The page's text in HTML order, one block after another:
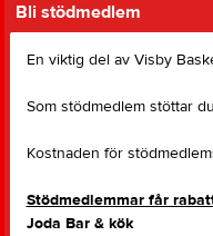
Bli stödmedlem
En viktig del av Visby
Som stödmedlem stöttar
Kostnaden för
Stödmedlemmar får
Joda Bar & kök